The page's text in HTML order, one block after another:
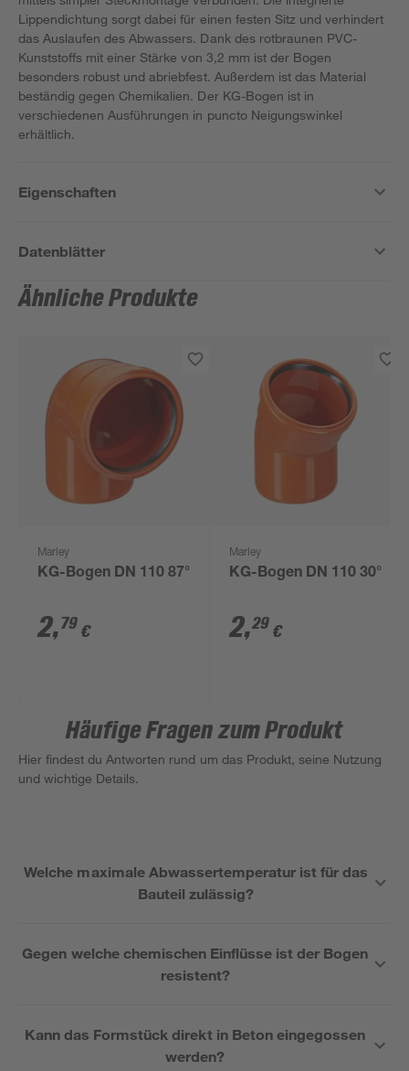
Lippendichtung sorgt dabei für einen festen Sitz und verhindert
das Auslaufen des Abwassers. Dank des rotbraunen PVC-
Kunststoffs mit einer Stärke von 3,2 mm ist der Bogen
besonders robust und abriebfest. Außerdem ist das Material
beständig gegen Chemikalien. Der KG-Bogen ist in
verschiedenen Ausführungen in puncto Neigungswinkel
erhältlich.
Eigenschaften
Datenblätter
Ähnliche Produkte
Marley
KG-Bogen DN 110 87°
2,79 €
Marley
KG-Bogen DN 110 30°
2,29 €
Häufige Fragen zum Produkt
Hier findest du Antworten rund um das Produkt, seine Nutzung
und wichtige Details.
Welche maximale Abwassertemperatur ist für das
Bauteil zulässig?
Gegen welche chemischen Einflüsse ist der Bogen
resistent?
Kann das Formstück direkt in Beton eingegossen
werden?